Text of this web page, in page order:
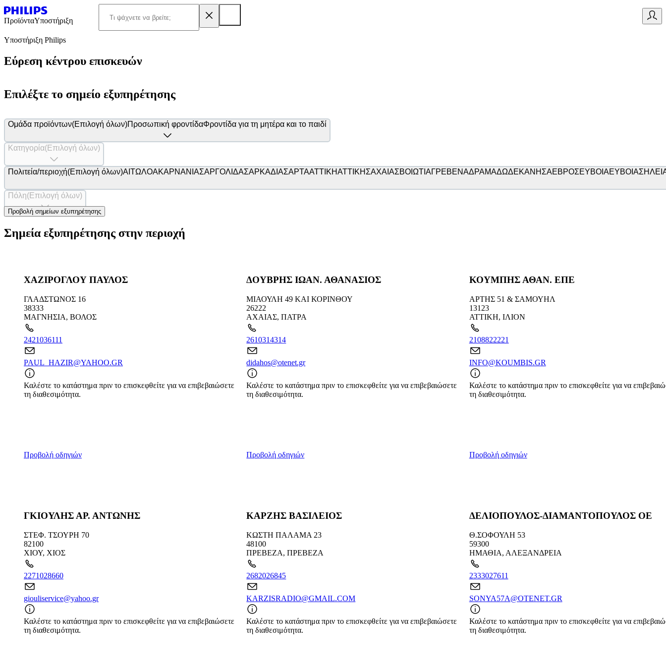
ΠροϊόνταΥποστήριξη
Υποστήριξη Philips
Εύρεση κέντρου επισκευών
Επιλέξτε το σημείο εξυπηρέτησης
Ομάδα προϊόντων(Επιλογή όλων)Προσωπική φροντίδαΦροντίδα για τη μητέρα και το παιδί
Κατηγορία(Επιλογή όλων)
Πολιτεία/περιοχή(Επιλογή όλων)ΑΙΤΩΛΟΑΚΑΡΝΑΝΙΑΣΑΡΓΟΛΙΔΑΣΑΡΚΑΔΙΑΣΑΡΤΑΑΤΤΙΚΗΑΤΤΙΚΗΣΑΧΑΙΑΣΒΟΙΩΤΙΑΓΡΕΒΕΝΑΔΡΑΜΑΔΩΔΕΚΑΝΗΣΑΕΒΡΟΣΕΥΒΟΙΑΕΥΒΟΙΑΣ
Πόλη(Επιλογή όλων)
Προβολή σημείων εξυπηρέτησης
Σημεία εξυπηρέτησης στην περιοχή
ΧΑΖΙΡΟΓΛΟΥ ΠΑΥΛΟΣ
ΓΛΑΔΣΤΩΝΟΣ 16
38333
ΜΑΓΝΗΣΙΑ, ΒΟΛΟΣ
2421036111
PAUL_HAZIR@YAHOO.GR
Καλέστε το κατάστημα πριν το επισκεφθείτε για να επιβεβαιώσετε
τη διαθεσιμότητα.
Προβολή οδηγιών
ΔΟΥΒΡΗΣ ΙΩΑΝ. ΑΘΑΝΑΣΙΟΣ
ΜΙΑΟΥΛΗ 49 ΚΑΙ ΚΟΡΙΝΘΟΥ
26222
ΑΧΑΙΑΣ,ΠΑΤΡΑ
2610314314
didahos@otenet.gr
Καλέστε το κατάστημα πριν το επισκεφθείτε για να επιβεβαιώσετε
τη διαθεσιμότητα.
Προβολή οδηγιών
ΚΟΥΜΠΗΣ ΑΘΑΝ. ΕΠΕ
ΑΡΤΗΣ 51 & ΣΑΜΟΥΗΛ
13123
ΑΤΤΙΚΗ, ΙΛΙΟΝ
2108822221
INFO@KOUMBIS.GR
Καλέστε το κατάστημα πριν το επισκεφθείτε για να
τη διαθεσιμότητα.
Προβολή οδηγιών
ΓΚΙΟΥΛΗΣ ΑΡ. ΑΝΤΩΝΗΣ
ΣΤΕΦ. ΤΣΟΥΡΗ 70
82100
ΧΙΟΥ, ΧΙΟΣ
2271028660
giouliservice@yahoo.gr
Καλέστε το κατάστημα πριν το επισκεφθείτε για να επιβεβαιώσετε
τη διαθεσιμότητα.
ΚΑΡΖΗΣ ΒΑΣΙΛΕΙΟΣ
ΚΩΣΤΗ ΠΑΛΑΜΑ 23
48100
ΠΡΕΒΕΖΑ,ΠΡΕΒΕΖΑ
2682026845
KARZISRADIO@GMAIL.COM
Καλέστε το κατάστημα πριν το επισκεφθείτε για να επιβεβαιώσετε
τη διαθεσιμότητα.
ΔΕΛΙΟΠΟΥΛΟΣ-ΔΙΑΜΑΝΤΟΠΟΥΛΟΣ ΟΕ
Θ.ΣΟΦΟΥΛΗ 53
59300
ΗΜΑΘΙΑ, ΑΛΕΞΑΝΔΡΕΙΑ
2333027611
SONYA57A@OTENET.GR
Καλέστε το κατάστημα πριν το επισκεφθείτε για να
τη διαθεσιμότητα.